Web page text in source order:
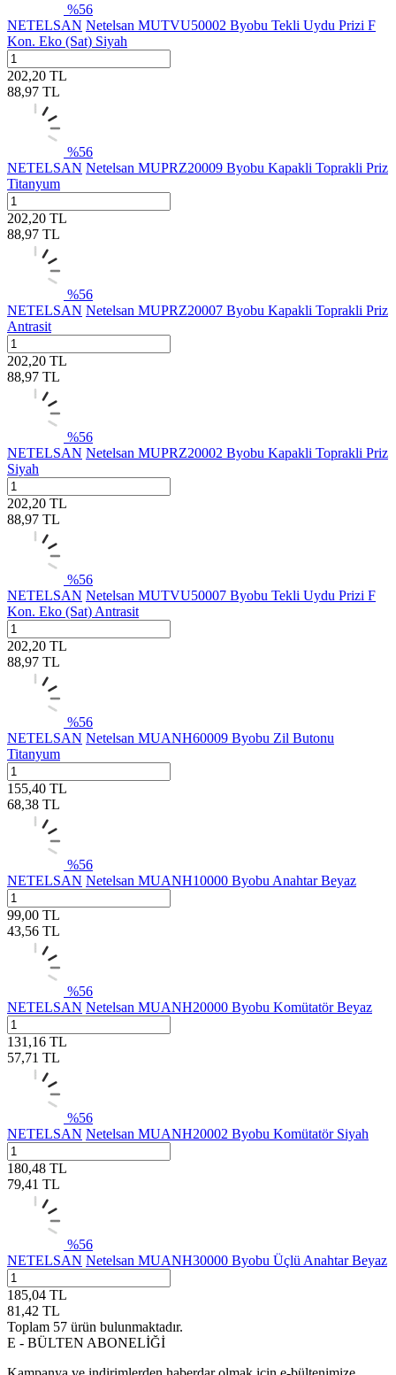
%56
NETELSAN Netelsan MUTVU50002 Byobu Tekli Uydu Prizi F
Kon. Eko (Sat) Siyah
202,20 TL
88,97 TL
%56
NETELSAN Netelsan MUPRZ20009 Byobu Kapakli Toprakli Priz
Titanyum
202,20 TL
88,97 TL
%56
NETELSAN Netelsan MUPRZ20007 Byobu Kapakli Toprakli Priz
Antrasit
202,20 TL
88,97 TL
%56
NETELSAN Netelsan MUPRZ20002 Byobu Kapakli Toprakli Priz
Siyah
202,20 TL
88,97 TL
%56
NETELSAN Netelsan MUTVU50007 Byobu Tekli Uydu Prizi F
Kon. Eko (Sat) Antrasit
202,20 TL
88,97 TL
%56
NETELSAN Netelsan MUANH60009 Byobu Zil Butonu
Titanyum
155,40 TL
68,38 TL
%56
NETELSAN Netelsan MUANH10000 Byobu Anahtar Beyaz
99,00 TL
43,56 TL
%56
NETELSAN Netelsan MUANH20000 Byobu Komütatör Beyaz
131,16 TL
57,71 TL
%56
NETELSAN Netelsan MUANH20002 Byobu Komütatör Siyah
180,48 TL
79,41 TL
%56
NETELSAN Netelsan MUANH30000 Byobu Üçlü Anahtar Beyaz
185,04 TL
81,42 TL
Toplam 57 ürün bulunmaktadır.
E - BÜLTEN ABONELİĞİ